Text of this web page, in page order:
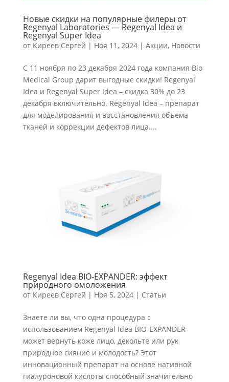
Новые скидки на популярные филеры от
Regenyal Laboratories — Regenyal Idea и
Regenyal Super Idea
от Киреев Сергей | Ноя 11, 2024| Акции, Новости
С 11 ноября по 23 декабря 2024 года компания Bio
Medical Group дарит выгодные скидки! Regenyal
Idea и Regenyal Super Idea – скидка 30% до 23
декабря включительно. Regenyal Idea – препарат
для моделирования и восстановления объема
тканей и коррекции дефектов лица....
Regenyal Idea BIO-EXPANDER: эффект
природного омоложения
от Киреев Сергей | Ноя 5, 2024| Статьи
Знаете ли вы, что одна процедура с
использованием Regenyal Idea BIO-EXPANDER
может вернуть коже лицо, декольте или рук
природное сияние и молодость? Этот
инновационный препарат на основе нативной
гиалуроновой кислоты способный значительно